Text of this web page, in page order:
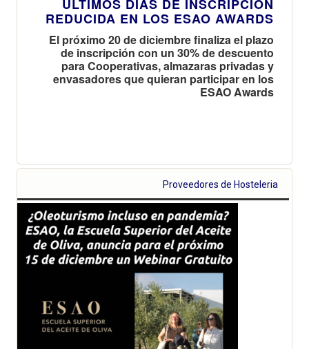
ÚLTIMOS DÍAS DE INSCRIPCIÓN
REDUCIDA EN LOS ESAO AWARDS
El próximo 20 de diciembre finaliza el plazo
de inscripción con un 30% de descuento
para Cooperativas, almazaras privadas y
envasadores que quieran participar en los
ESAO Awards
Proveedores de Hosteleria